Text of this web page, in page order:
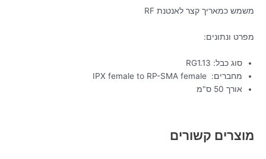
משמש כמאריך קצר לאנטנת RF
מפרט ונתונים:
סוג כבל: RG1.13
מחברים: IPX female to RP-SMA female
אורך 50 ס"מ
מוצרים קשורים